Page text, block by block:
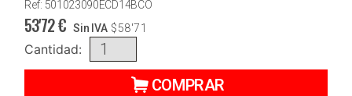
Ref: 501023090ECD14BCO
53'72€ Sin IVA $58'71
Cantidad:
COMPRAR